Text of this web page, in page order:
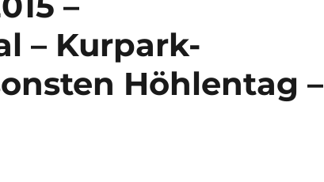
– Kurpark-
Höhlentag –